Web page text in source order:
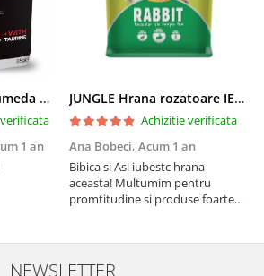
FELICIA Plic hrana umeda pentru pisici adulte, cu Miel, Set 12x85g
1 an
JUNGLE Hrana rozatoare IEPURI 500g
Achizitie verificata
Ana Bobeci, Acum 1 an
Bibica si Asi iubestc hrana
aceasta! Multumim pentru
promtitudine si produse foarte
NEWSLETTER